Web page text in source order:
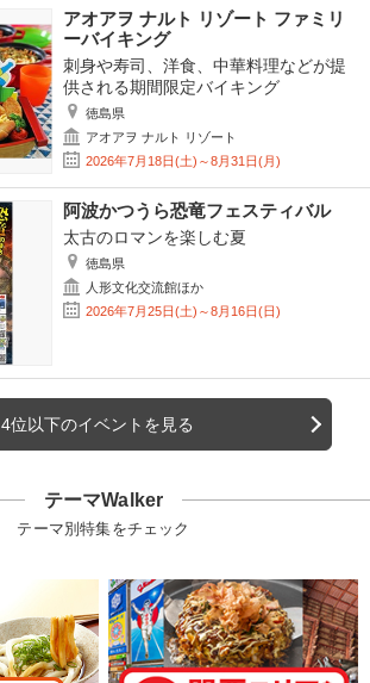
アオアヲ ナルト リゾート ファミリ
ーバイキング
刺身や寿司、洋食、中華料理などが提
供される期間限定バイキング
徳島県
アオアヲ ナルト リゾート
2026年7月18日(土)～8月31日(月)
阿波かつうら恐竜フェスティバル
太古のロマンを楽しむ夏
徳島県
人形文化交流館ほか
2026年7月25日(土)～8月16日(日)
4位以下のイベントを見る
テーマWalker
テーマ別特集をチェック